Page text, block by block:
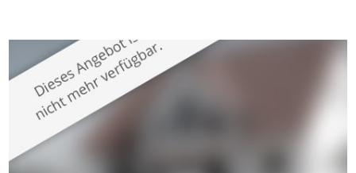
großzügige Räume und eine hochwertige Ausstattung, die
modernen Wohnkomfort mit einem stilvollen Ambiente
verbindet. Der […]